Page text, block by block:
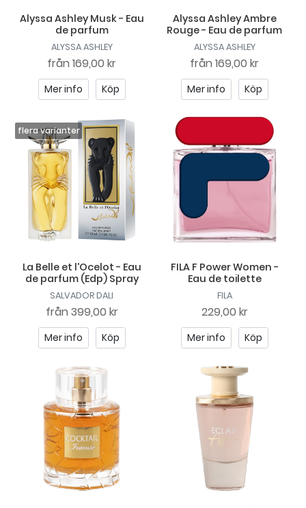
Alyssa Ashley Musk - Eau
de parfum
ALYSSA ASHLEY
från 169,00 kr
Mer info Köp
Alyssa Ashley Ambre
Rouge - Eau de parfum
ALYSSA ASHLEY
från 169,00 kr
Mer info Köp
La Belle et l'Ocelot - Eau
de parfum (Edp) Spray
SALVADOR DALI
från 399,00 kr
Mer info Köp
FILA F Power Women -
Eau de toilette
FILA
229,00 kr
Mer info Köp